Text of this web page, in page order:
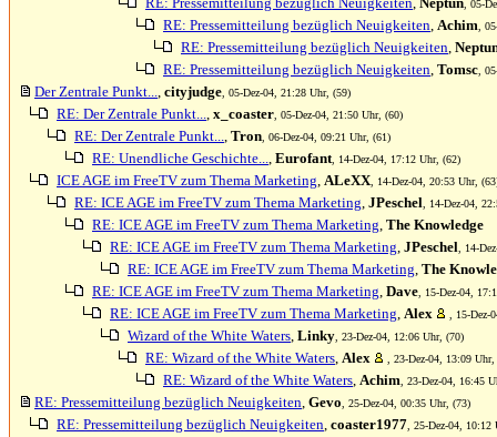
, 05-
RE: Pressemitteilung bezüglich Neuigkeiten, Achim ,
RE: Pressemitteilung bezüglich Neuigkeiten,
RE: Pressemitteilung bezüglich Neuigkeiten, Tomsc ,
Der Zentrale Punkt..., cityjudge , 05-Dez-04, 21:28 Uhr, (59)
RE: Der Zentrale Punkt..., x_coaster , 05-Dez-04, 21:50 Uhr, (60)
RE: Der Zentrale Punkt..., Tron , 06-Dez-04, 09:21 Uhr, (61)
RE: Unendliche Geschichte..., Eurofant , 14-Dez-04, 17:12 Uhr, (62)
ICE AGE im FreeTV zum Thema Marketing, ALeXX , 14-Dez-04, 20:53 Uhr,
RE: ICE AGE im FreeTV zum Thema Marketing, JPeschel , 14-Dez-04,
RE: ICE AGE im FreeTV zum Thema Marketing, The Knowledge
RE: ICE AGE im FreeTV zum Thema Marketing, JPeschel , 14-
RE: ICE AGE im FreeTV zum Thema Marketing, The
RE: ICE AGE im FreeTV zum Thema Marketing, Dave , 15-Dez-04,
RE: ICE AGE im FreeTV zum Thema Marketing, Alex , 15-
Wizard of the White Waters, Linky , 23-Dez-04, 12:06 Uhr, (70)
RE: Wizard of the White Waters, Alex , 23-Dez-04, 13:09
RE: Wizard of the White Waters, Achim , 23-Dez-04, 16:45
RE: Pressemitteilung bezüglich Neuigkeiten, Gevo , 25-Dez-04, 00:35 Uhr, (73)
RE: Pressemitteilung bezüglich Neuigkeiten, coaster1977 , 25-Dez-04, 10:12